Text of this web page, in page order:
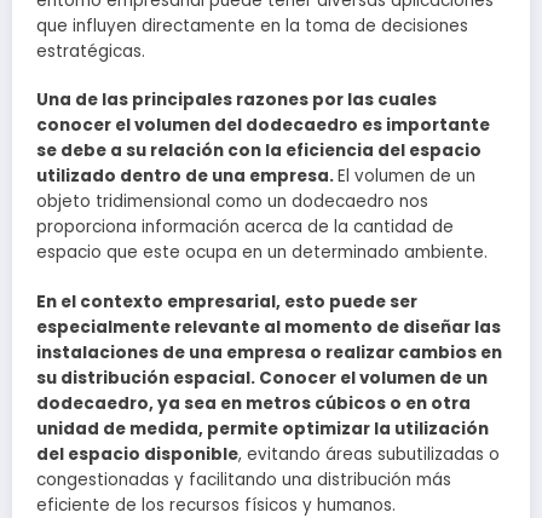
que influyen directamente en la toma de decisiones
estratégicas.
Una de las principales razones por las cuales
conocer el volumen del dodecaedro es importante
se debe a su relación con la eficiencia del espacio
utilizado dentro de una empresa.El volumen de un
objeto tridimensional como un dodecaedro nos
proporciona información acerca de la cantidad de
espacio que este ocupa en un determinado ambiente.
En el contexto empresarial, esto puede ser
especialmente relevante al momento de diseñar las
instalaciones de una empresa o realizar cambios en
su distribución espacial. Conocer el volumen de un
dodecaedro, ya sea en metros cúbicos o en otra
unidad de medida, permite optimizar la utilización
del espacio disponible, evitando áreas subutilizadas o
congestionadas y facilitando una distribución más
eficiente de los recursos físicos y humanos.